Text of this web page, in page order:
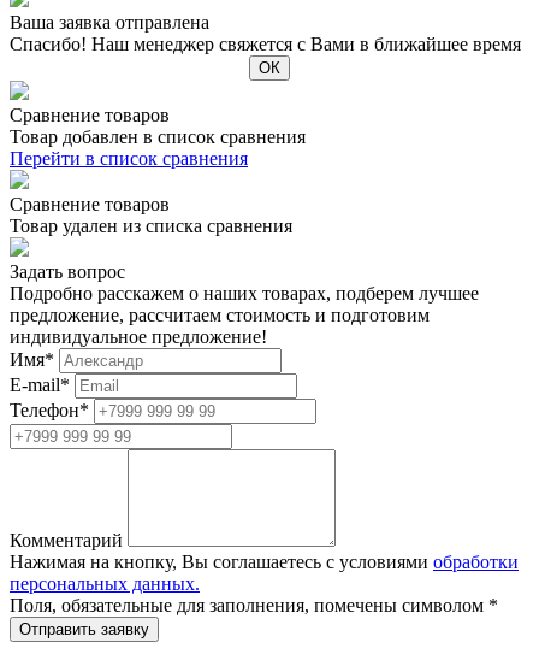
Ваша заявка отправлена
Спасибо! Наш менеджер свяжется с Вами в ближайшее время
Сравнение товаров
Товар добавлен в список сравнения
Перейти в список сравнения
Сравнение товаров
Товар удален из списка сравнения
Задать вопрос
Подробно расскажем о наших товарах, подберем лучшее
предложение, рассчитаем стоимость и подготовим
индивидуальное предложение!
Имя*
E-mail*
Телефон*
Комментарий
Нажимая на кнопку, Вы соглашаетесь с условиями обработки
персональных данных.
Поля, обязательные для заполнения, помечены символом *